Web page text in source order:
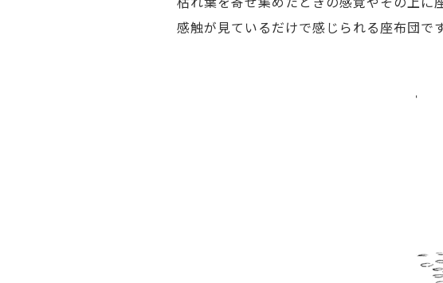
感触が見ているだけで感じられる座布団です